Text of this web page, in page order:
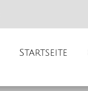
Startseite